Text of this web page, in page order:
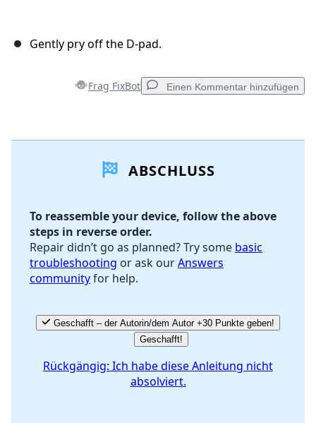
Gently pry off the D-pad.
Frag FixBot Einen Kommentar hinzufügen
Kommentar hinzufügenABSCHLUSS
To reassemble your device, follow the above
steps in reverse order.
Repair didn’t go as planned? Try some basic
troubleshooting or ask ourAnswers
communityfor help.
Geschafft – der Autorin/dem Autor +30 Punkte geben!
Geschafft!
Rückgängig: Ich habe diese Anleitung nicht
absolviert.